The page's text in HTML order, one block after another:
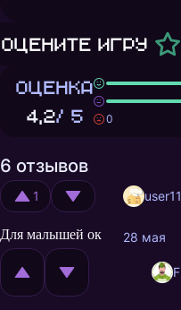
Оцените игру
ОЦЕНКА
4,2/ 5
0
6 отзывов
1
Для малышей ок
28 мая